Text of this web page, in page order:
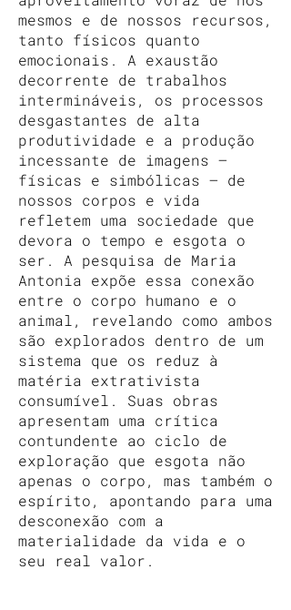
mesmos e de nossos recursos,
tanto físicos quanto
emocionais. A exaustão
decorrente de trabalhos
intermináveis, os processos
desgastantes de alta
produtividade e a produção
incessante de imagens —
físicas e simbólicas — de
nossos corpos e vida
refletem uma sociedade que
devora o tempo e esgota o
ser. A pesquisa de Maria
Antonia expõe essa conexão
entre o corpo humano e o
animal, revelando como ambos
são explorados dentro de um
sistema que os reduz à
matéria extrativista
consumível. Suas obras
apresentam uma crítica
contundente ao ciclo de
exploração que esgota não
apenas o corpo, mas também o
espírito, apontando para uma
desconexão com a
materialidade da vida e o
seu real valor.